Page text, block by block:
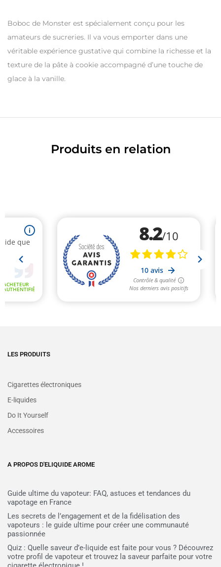
Boboc de Monster est spécialement conçu pour les
amateurs de sucreries. Il va vous emporter dans une
véritable expérience gustative qui combine la richesse et la
texture de la pâte à cookie accompagné d’une touche de
glace à la vanille.
Produits en relation
LES PRODUITS
Cigarettes électroniques
E-liquides
Do It Yourself
Accessoires
A PROPOS D'ELIQUIDE AROME
Guide ultime du vapoteur: FAQ, astuces et tendances du
vapotage en France
Les secrets de l’engagement et de la fidélisation des
vapoteurs : le guide ultime pour créer une communauté
passionnée
Quiz : Quelle saveur d’e-liquide est faite pour vous ? Découvrez
votre profil de vapoteur et trouvez la saveur parfaite pour votre